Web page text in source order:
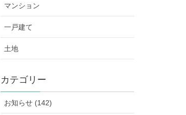
マンション
一戸建て
土地
カテゴリー
お知らせ (142)